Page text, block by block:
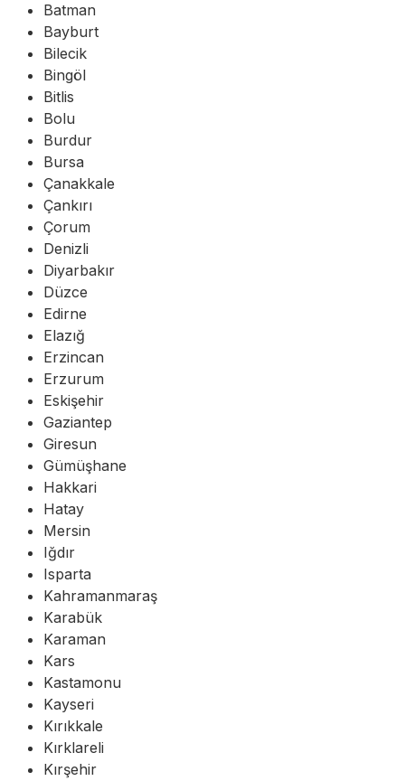
Batman
Bayburt
Bilecik
Bingöl
Bitlis
Bolu
Burdur
Bursa
Çanakkale
Çankırı
Çorum
Denizli
Diyarbakır
Düzce
Edirne
Elazığ
Erzincan
Erzurum
Eskişehir
Gaziantep
Giresun
Gümüşhane
Hakkari
Hatay
Mersin
Iğdır
Isparta
Kahramanmaraş
Karabük
Karaman
Kars
Kastamonu
Kayseri
Kırıkkale
Kırklareli
Kırşehir